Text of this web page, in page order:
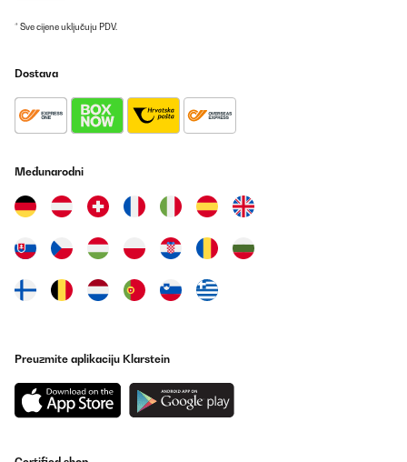
* Sve cijene uključuju PDV.
Dostava
Međunarodni
Preuzmite aplikaciju Klarstein